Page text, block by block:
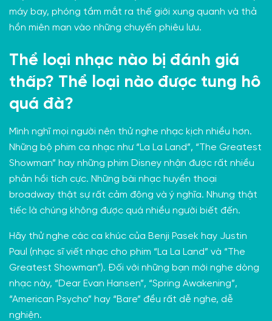
máy bay, phóng tầm mắt ra thế giới xung quanh và thả
hồn miên man vào những chuyến phiêu lưu.
Thể loại nhạc nào bị đánh giá
thấp? Thể loại nào được tung hô
quá đà?
Mình nghĩ mọi người nên thử nghe nhạc kịch nhiều hơn.
Những bộ phim ca nhạc như “La La Land”, “The Greatest
Showman” hay những phim Disney nhận được rất nhiều
phản hồi tích cực. Những bài nhạc huyền thoại
broadway thật sự rất cảm động và ý nghĩa. Nhưng thật
tiếc là chúng không được quá nhiều người biết đến.
Hãy thử nghe các ca khúc của Benji Pasek hay Justin
Paul (nhạc sĩ viết nhạc cho phim “La La Land” và “The
Greatest Showman”). Đối với những bạn mới nghe dòng
nhạc này, “Dear Evan Hansen”, “Spring Awakening”,
“American Psycho” hay “Bare” đều rất dễ nghe, dễ
nghiện.